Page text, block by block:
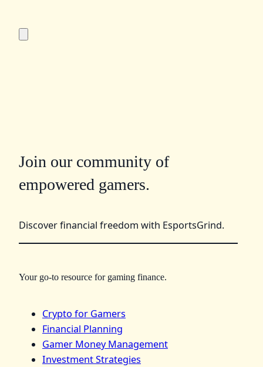
Join our community of
empowered gamers.
Discover financial freedom with EsportsGrind.
Your go-to resource for gaming finance.
Crypto for Gamers
Financial Planning
Gamer Money Management
Investment Strategies